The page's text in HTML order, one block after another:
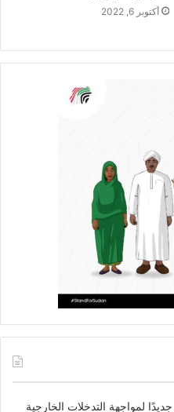
أكتوبر 6, 2022
لمواجهة التدخلات الخارجية